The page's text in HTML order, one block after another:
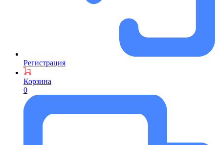
Регистрация
Корзина
0